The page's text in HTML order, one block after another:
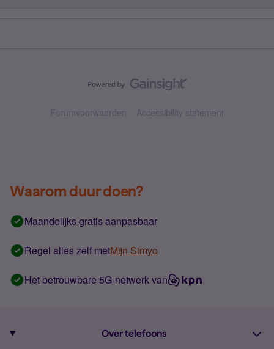
Forumvoorwaarden Accessibility statement
Waarom duur doen?
Maandelijks gratis aanpasbaar
Regel alles zelf metMijn Simyo
Het betrouwbare 5G-netwerk van
Over telefoons